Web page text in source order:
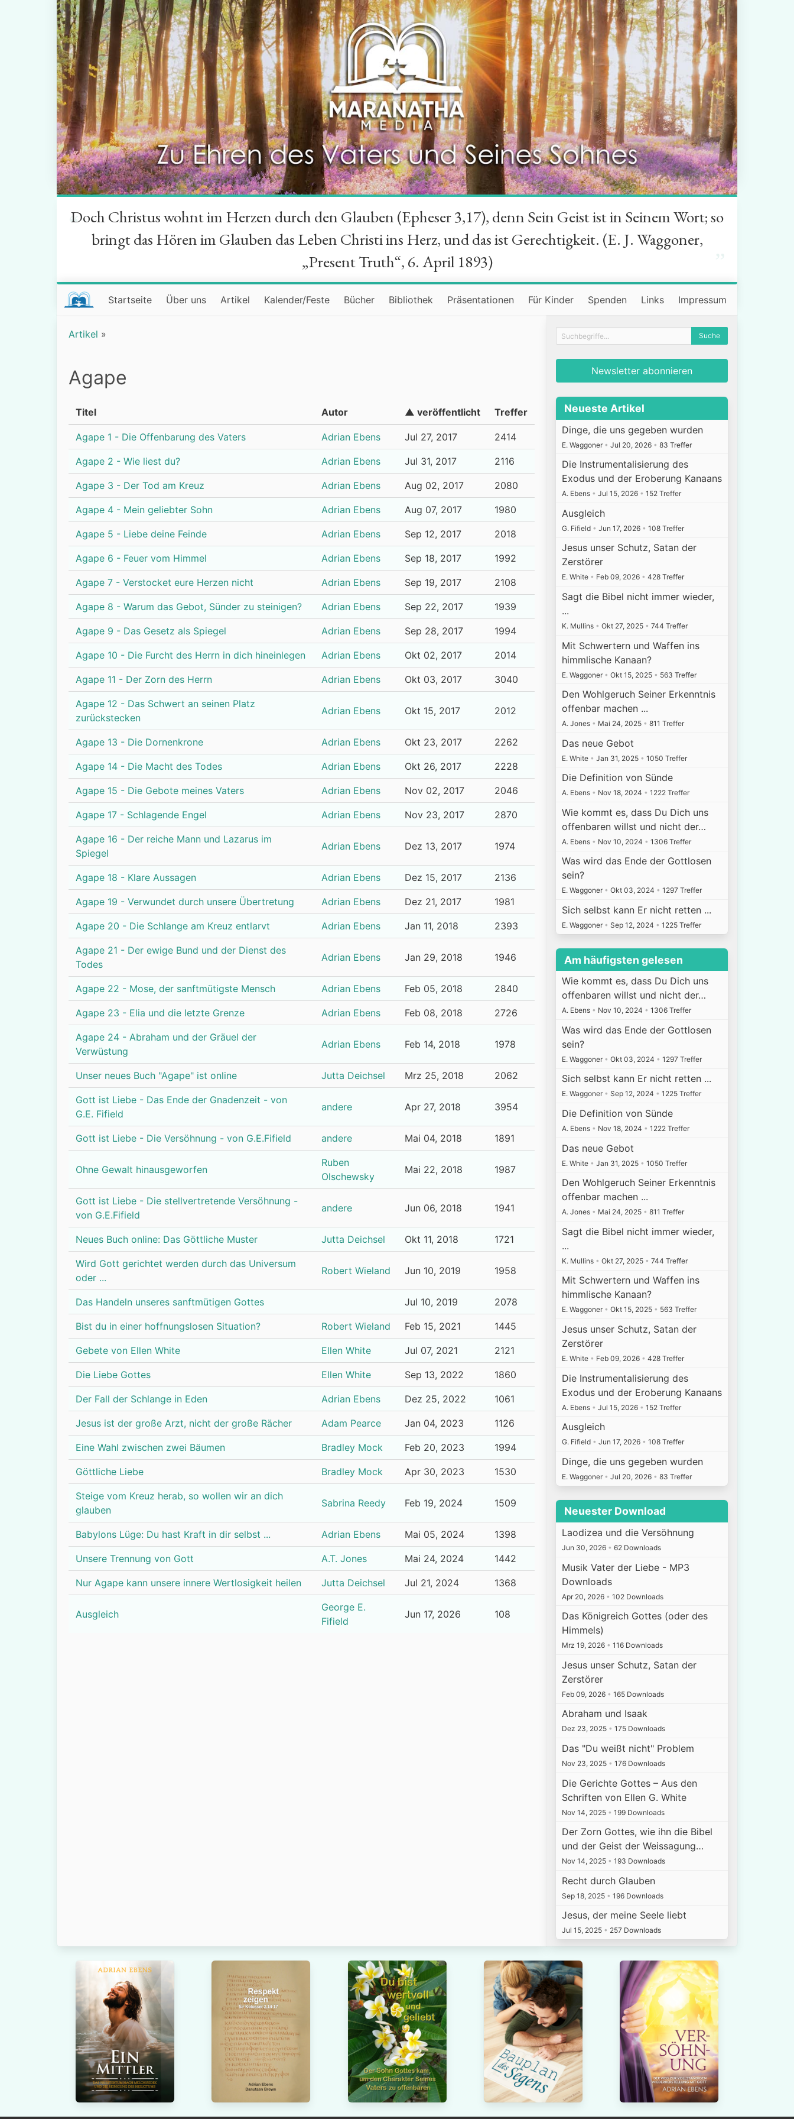
“
Doch Christus wohnt im Herzen durch den Glauben (Epheser 3,17), denn Sein Geist ist in Seinem Wort; so
bringt das Hören im Glauben das Leben Christi ins Herz, und das ist Gerechtigkeit. (E. J. Waggoner,
„Present Truth“, 6. April 1893)
Startseite Über uns Artikel Kalender/Feste Bücher Bibliothek Präsentationen Für Kinder Spenden Links Impressum
Artikel »
Agape
Titel Autor ▲ veröffentlicht Treffer
Agape 1 - Die Offenbarung des Vaters Adrian Ebens Jul 27, 2017 2414
Agape 2 - Wie liest du? Adrian Ebens Jul 31, 2017 2116
Agape 3 - Der Tod am Kreuz Adrian Ebens Aug 02, 2017 2080
Agape 4 - Mein geliebter Sohn Adrian Ebens Aug 07, 2017 1980
Agape 5 - Liebe deine Feinde Adrian Ebens Sep 12, 2017 2018
Agape 6 - Feuer vom Himmel Adrian Ebens Sep 18, 2017 1992
Agape 7 - Verstocket eure Herzen nicht Adrian Ebens Sep 19, 2017 2108
Agape 8 - Warum das Gebot, Sünder zu steinigen? Adrian Ebens Sep 22, 2017 1939
Agape 9 - Das Gesetz als Spiegel Adrian Ebens Sep 28, 2017 1994
Agape 10 - Die Furcht des Herrn in dich hineinlegen Adrian Ebens Okt 02, 2017 2014
Agape 11 - Der Zorn des Herrn Adrian Ebens Okt 03, 2017 3040
Agape 12 - Das Schwert an seinen Platz
zurückstecken
Adrian Ebens Okt 15, 2017 2012
Agape 13 - Die Dornenkrone Adrian Ebens Okt 23, 2017 2262
Agape 14 - Die Macht des Todes Adrian Ebens Okt 26, 2017 2228
Agape 15 - Die Gebote meines Vaters Adrian Ebens Nov 02, 2017 2046
Agape 17 - Schlagende Engel Adrian Ebens Nov 23, 2017 2870
Agape 16 - Der reiche Mann und Lazarus im
Spiegel
Adrian Ebens Dez 13, 2017 1974
Agape 18 - Klare Aussagen Adrian Ebens Dez 15, 2017 2136
Agape 19 - Verwundet durch unsere Übertretung Adrian Ebens Dez 21, 2017 1981
Agape 20 - Die Schlange am Kreuz entlarvt Adrian Ebens Jan 11, 2018 2393
Agape 21 - Der ewige Bund und der Dienst des
Todes
Adrian Ebens Jan 29, 2018 1946
Agape 22 - Mose, der sanftmütigste Mensch Adrian Ebens Feb 05, 2018 2840
Agape 23 - Elia und die letzte Grenze Adrian Ebens Feb 08, 2018 2726
Agape 24 - Abraham und der Gräuel der
Verwüstung
Adrian Ebens Feb 14, 2018 1978
Unser neues Buch "Agape" ist online Jutta Deichsel Mrz 25, 2018 2062
Gott ist Liebe - Das Ende der Gnadenzeit - von
G.E. Fifield
andere Apr 27, 2018 3954
Gott ist Liebe - Die Versöhnung - von G.E.Fifield andere Mai 04, 2018 1891
Ohne Gewalt hinausgeworfen
Ruben
Olschewsky
Mai 22, 2018 1987
Gott ist Liebe - Die stellvertretende Versöhnung -
von G.E.Fifield
andere Jun 06, 2018 1941
Neues Buch online: Das Göttliche Muster Jutta Deichsel Okt 11, 2018 1721
Wird Gott gerichtet werden durch das Universum
oder ...
Robert Wieland Jun 10, 2019 1958
Das Handeln unseres sanftmütigen Gottes Jul 10, 2019 2078
Bist du in einer hoffnungslosen Situation? Robert Wieland Feb 15, 2021 1445
Gebete von Ellen White Ellen White Jul 07, 2021 2121
Die Liebe Gottes Ellen White Sep 13, 2022 1860
Der Fall der Schlange in Eden Adrian Ebens Dez 25, 2022 1061
Jesus ist der große Arzt, nicht der große Rächer Adam Pearce Jan 04, 2023 1126
Eine Wahl zwischen zwei Bäumen Bradley Mock Feb 20, 2023 1994
Göttliche Liebe Bradley Mock Apr 30, 2023 1530
Steige vom Kreuz herab, so wollen wir an dich
glauben
Sabrina Reedy Feb 19, 2024 1509
Babylons Lüge: Du hast Kraft in dir selbst ... Adrian Ebens Mai 05, 2024 1398
Unsere Trennung von Gott A.T. Jones Mai 24, 2024 1442
Nur Agape kann unsere innere Wertlosigkeit heilen Jutta Deichsel Jul 21, 2024 1368
Ausgleich
George E.
Fifield
Jun 17, 2026 108
Newsletter abonnieren
Neueste Artikel
Dinge, die uns gegeben wurden
E. Waggoner • Jul 20, 2026 • 83 Treffer
Die Instrumentalisierung des
Exodus und der Eroberung Kanaans
A. Ebens • Jul 15, 2026 • 152 Treffer
Ausgleich
G. Fifield • Jun 17, 2026 • 108 Treffer
Jesus unser Schutz, Satan der
Zerstörer
E. White • Feb 09, 2026 • 428 Treffer
Sagt die Bibel nicht immer wieder,
...
K. Mullins • Okt 27, 2025 • 744 Treffer
Mit Schwertern und Waffen ins
himmlische Kanaan?
E. Waggoner • Okt 15, 2025 • 563 Treffer
Den Wohlgeruch Seiner Erkenntnis
offenbar machen ...
A. Jones • Mai 24, 2025 • 811 Treffer
Das neue Gebot
E. White • Jan 31, 2025 • 1050 Treffer
Die Definition von Sünde
A. Ebens • Nov 18, 2024 • 1222 Treffer
Wie kommt es, dass Du Dich uns
offenbaren willst und nicht der…
A. Ebens • Nov 10, 2024 • 1306 Treffer
Was wird das Ende der Gottlosen
sein?
E. Waggoner • Okt 03, 2024 • 1297 Treffer
Sich selbst kann Er nicht retten ...
E. Waggoner • Sep 12, 2024 • 1225 Treffer
Am häufigsten gelesen
Wie kommt es, dass Du Dich uns
offenbaren willst und nicht der…
A. Ebens • Nov 10, 2024 • 1306 Treffer
Was wird das Ende der Gottlosen
sein?
E. Waggoner • Okt 03, 2024 • 1297 Treffer
Sich selbst kann Er nicht retten ...
E. Waggoner • Sep 12, 2024 • 1225 Treffer
Die Definition von Sünde
A. Ebens • Nov 18, 2024 • 1222 Treffer
Das neue Gebot
E. White • Jan 31, 2025 • 1050 Treffer
Den Wohlgeruch Seiner Erkenntnis
offenbar machen ...
A. Jones • Mai 24, 2025 • 811 Treffer
Sagt die Bibel nicht immer wieder,
...
K. Mullins • Okt 27, 2025 • 744 Treffer
Mit Schwertern und Waffen ins
himmlische Kanaan?
E. Waggoner • Okt 15, 2025 • 563 Treffer
Jesus unser Schutz, Satan der
Zerstörer
E. White • Feb 09, 2026 • 428 Treffer
Die Instrumentalisierung des
Exodus und der Eroberung Kanaans
A. Ebens • Jul 15, 2026 • 152 Treffer
Ausgleich
G. Fifield • Jun 17, 2026 • 108 Treffer
Dinge, die uns gegeben wurden
E. Waggoner • Jul 20, 2026 • 83 Treffer
Neuester Download
Laodizea und die Versöhnung
Jun 30, 2026 • 62 Downloads
Musik Vater der Liebe - MP3
Downloads
Apr 20, 2026 • 102 Downloads
Das Königreich Gottes (oder des
Himmels)
Mrz 19, 2026 • 116 Downloads
Jesus unser Schutz, Satan der
Zerstörer
Feb 09, 2026 • 165 Downloads
Abraham und Isaak
Dez 23, 2025 • 175 Downloads
Das "Du weißt nicht" Problem
Nov 23, 2025 • 176 Downloads
Die Gerichte Gottes – Aus den
Schriften von Ellen G. White
Nov 14, 2025 • 199 Downloads
Der Zorn Gottes, wie ihn die Bibel
und der Geist der Weissagung…
Nov 14, 2025 • 193 Downloads
Recht durch Glauben
Sep 18, 2025 • 196 Downloads
Jesus, der meine Seele liebt
Jul 15, 2025 • 257 Downloads